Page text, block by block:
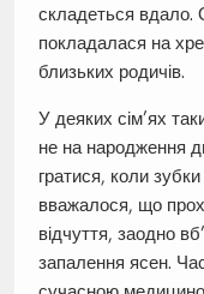
складеться вдало.
покладалася на
близьких родичів.
У деяких сім’ях
не на народження
гратися, коли
вважалося, що
відчуття, заодно
запалення ясен.